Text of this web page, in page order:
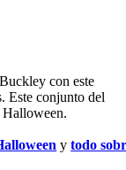
con este
Este conjunto del
Halloween.
ytodo